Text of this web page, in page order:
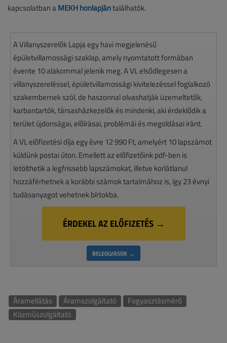
kapcsolatban a MEKH honlapjántalálhatók.
A Villanyszerelők Lapja egy havi megjelenésű
épületvillamossági szaklap, amely nyomtatott formában
évente 10 alakommal jelenik meg. A VL elsődlegesen a
villanyszereléssel, épületvillamossági kivitelezéssel foglalkozó
szakembernek szól, de haszonnal olvashatják üzemeltetők,
karbantartók, társasházkezelők és mindenki, aki érdeklődik a
terület újdonságai, előírásai, problémái és megoldásai iránt.
A VL előfizetési díja egy évre 12 990 Ft, amelyért 10 lapszámot
küldünk postai úton. Emellett az előfizetőink pdf-ben is
letölthetik a legfrissebb lapszámokat, illetve korlátlanul
hozzáférhetnek a korábbi számok tartalmához is, így 23 évnyi
tudásanyagot vehetnek bírtokba.
ÉRDEKEL AZ ELŐFIZETÉS →
BELEOLVASOK →
Áramellátás Áramszolgáltató
Fogyasztásmérő
Közműszolgáltató